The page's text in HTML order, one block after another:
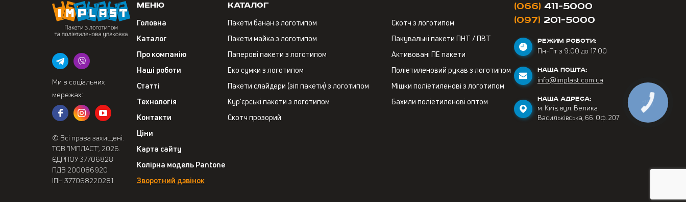
Ми в соціальних
мережах:
© Всі права захищені.
ТОВ “ІМПЛАСТ”, 2026.
ЄДРПОУ 37706828
ПДВ 200086920
ІПН 377068220281
Меню
Головна
Каталог
Про компанію
Наші роботи
Статті
Технологія
Контакти
Ціни
Карта сайту
Колірна модель Pantone
Зворотний дзвінок
Каталог
Пакети банан з логотипом
Пакети майка з логотипом
Паперові пакети з логотипом
Еко сумки з логотипом
Пакети слайдери (зіп пакети) з логотипом
Кур'єрські пакети з логотипом
Скотч прозорий
Скотч з логотипом
Пакувальні пакети ПНТ / ПВТ
Активовані ПЕ пакети
Поліетиленовий рукав з логотипом
Мішки поліетиленові з логотипом
Бахили поліетиленові оптом
(066) 411-5000
(097) 201-5000
РЕЖИМ РОБОТИ:
Пн-Пт з 9:00 до 17:00
НАША ПОШТА:
info@implast.com.ua
НАША АДРЕСА:
м. Київ, вул. Велика
Васильківська, 66. Оф. 207